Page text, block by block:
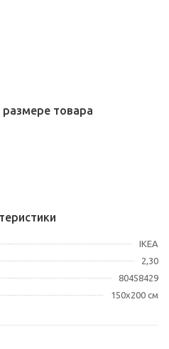
товара
IKEA
2,30
80458429
150x200 см